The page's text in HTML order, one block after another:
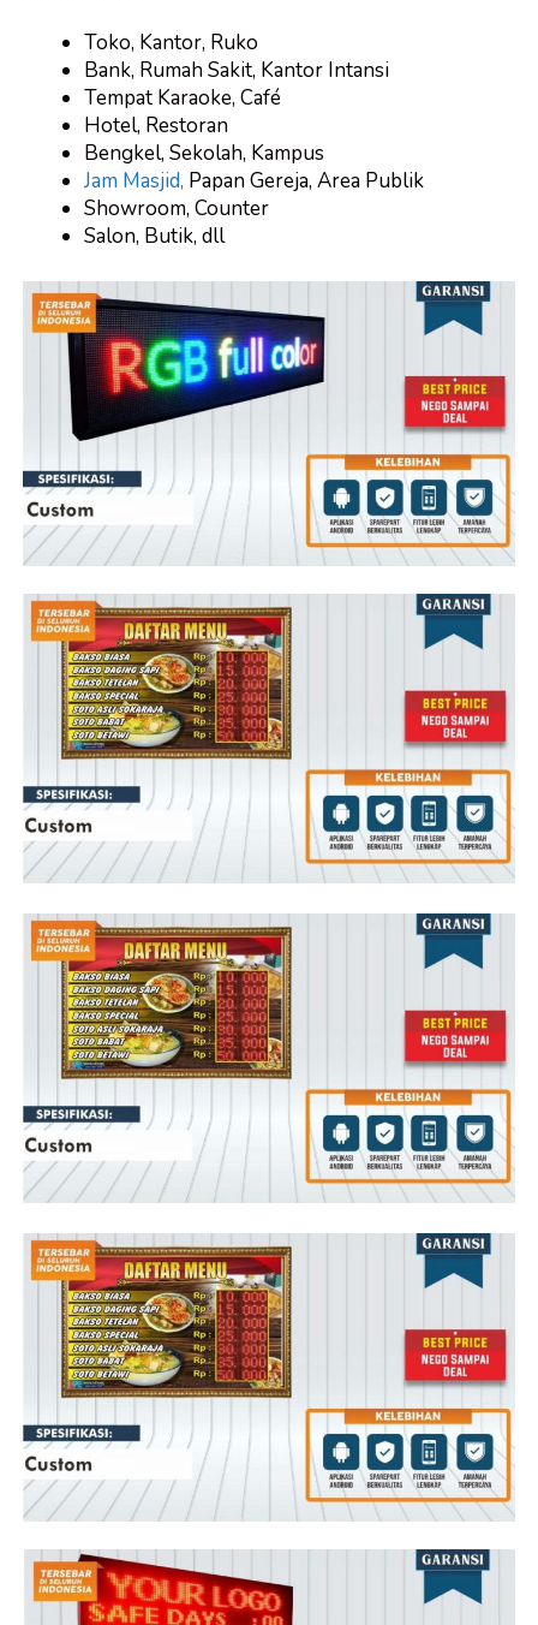
Toko, Kantor, Ruko
Bank, Rumah Sakit, Kantor Intansi
Tempat Karaoke, Café
Hotel, Restoran
Bengkel, Sekolah, Kampus
Jam Masjid, Papan Gereja, Area Publik
Showroom, Counter
Salon, Butik, dll